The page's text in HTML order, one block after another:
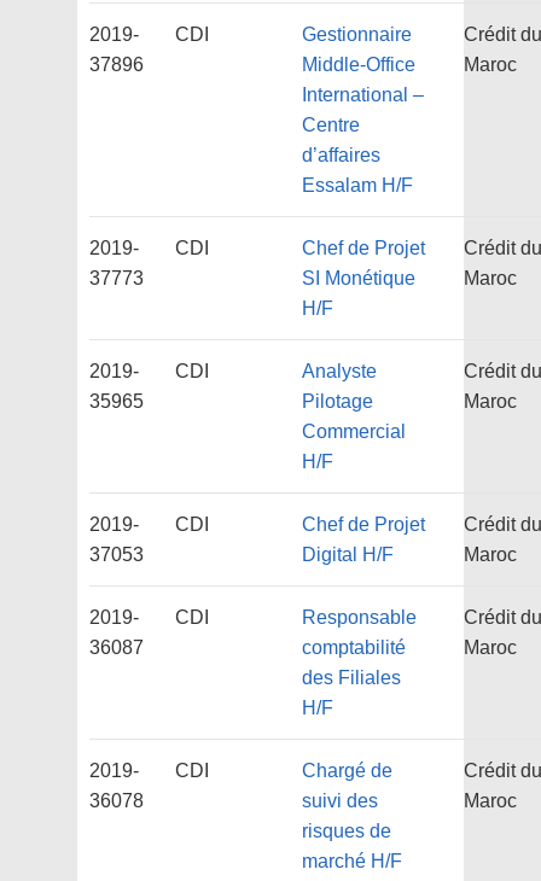
2019-
37896
CDI
Gestionnaire
Middle-Office
International –
Centre
d’affaires
Essalam H/F
Crédit du
Maroc
2019-
37773
CDI
Chef de Projet
SI Monétique
H/F
Crédit du
Maroc
2019-
35965
CDI
Analyste
Pilotage
Commercial
H/F
Crédit du
Maroc
2019-
37053
CDI
Chef de Projet
Digital H/F
Crédit du
Maroc
2019-
36087
CDI
Responsable
comptabilité
des Filiales
H/F
Crédit du
Maroc
2019-
36078
CDI
Chargé de
suivi des
risques de
marché H/F
Crédit du
Maroc